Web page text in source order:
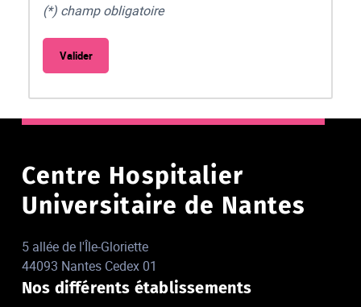
(*) champ obligatoire
Centre Hospitalier
Universitaire de Nantes
5 allée de l'Île-Gloriette
44093 Nantes Cedex 01
Nos différents établissements